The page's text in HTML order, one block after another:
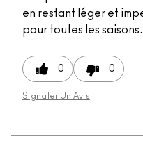
en restant léger et
pour toutes les saisons.
0 0
Signaler Un Avis